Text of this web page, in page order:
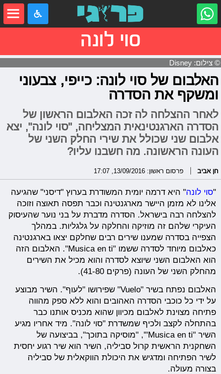
סוי לונה
© צילום: Disney
האלבום של סוי לונה: כייפי, צבעוני
ומשקף את הסדרה
לאחר ההצלחה לה זכה האלבום הראשון של
הסדרה הארגנטינאית המצליחה, "סוי לונה", יצא
אלבום שני שכולל את שירי החלק השני של
העונה הראשונה. מה חשבנו עליו?
חן אביב פרסום ראשון: 13/09/2016, 17:07
"סוי לונה" היא דרמה יומית המשודרת בערוץ "דיסני" שהגיעה
אלינו לא מזמן היישר מארגנטינה וכבר תפסה תאוצה וזוכה
להצלחה רבה בישראל. הסדרה מדברת על בני נוער שהעיסוק
העיקרי שלהם זה מוזיקה והחלקה על גלגליות. במהלך
הצפייה בסדרה שמענו שירים רבים שחלקם יצאו בארגנטינה
כאלבום מיוחד לסדרה ששמו "Musica en ti". האלבום הזה
הוא האלבום השני שיוצא לסדרה והוא מכיל את השירים
מהחלק השני של העונה (פרקים 41-80).
האלבום נפתח בשיר "Vuelo" שפירושו "לעוף". השיר מבוצע
על ידי כל כוכבי הסדרה האהובים והוא ללא ספק מהווה
פתיחה מצוינת לאלבום מכיוון שהוא מכניס אותנו כבר
בהתחלה לקצב ולכיף שמשדרת "סוי לונה". מיד אחריו מגיע
השיר "Musica en ti"', "מוסיקה בתוכך", בביצועה של
השחקנית הראשית קרול סביליה, השיר הוא שיר רגוע יחסית
לשיר הפתיחה ומדגיש את היכולת הווקאלית של סביליה
בצורה מעולה.